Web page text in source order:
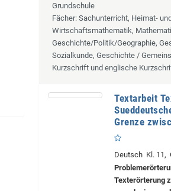
Grundschule
Fächer: Sachunterricht, Heimat-
Wirtschaftsmathematik,
Geschichte/Politik/Geographie,
Sozialkunde, Geschichte /
Kurzschrift und englische
Textarbeit
Grenze
Deutsch Kl. 11,
Texterörterung